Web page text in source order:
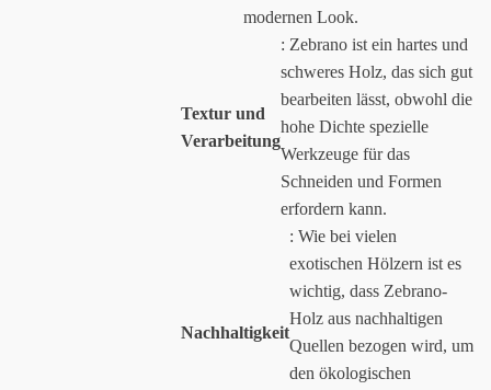
modernen Look.
Textur und
Verarbeitung
: Zebrano ist ein hartes und
schweres Holz, das sich gut
bearbeiten lässt, obwohl die
hohe Dichte spezielle
Werkzeuge für das
Schneiden und Formen
erfordern kann.
Nachhaltigkeit
: Wie bei vielen
exotischen Hölzern ist es
wichtig, dass Zebrano-
Holz aus nachhaltigen
Quellen bezogen wird, um
den ökologischen